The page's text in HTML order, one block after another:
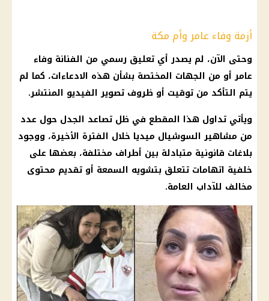
أزمة وفاء عامر وأم مكة
وحتى الآن، لم يصدر أي تعليق رسمي من الفنانة وفاء
عامرأو من الجهات المختصة بشأن هذه الادعاءات، كما لم
يتم التأكد من توقيت أو ظروف تصوير الفيديو المنتشر.
ويأتي تداول هذا المقطع في ظل تصاعد الجدل حول عدد
من مشاهيرالسوشيال ميديا خلال الفترة الأخيرة، ووجود
بلاغات قانونية متبادلة بين أطراف مختلفة، بعضها على
خلفية اتهامات تتعلق بتشويه السمعة أو تقديم محتوى
مخالف للآداب العامة.